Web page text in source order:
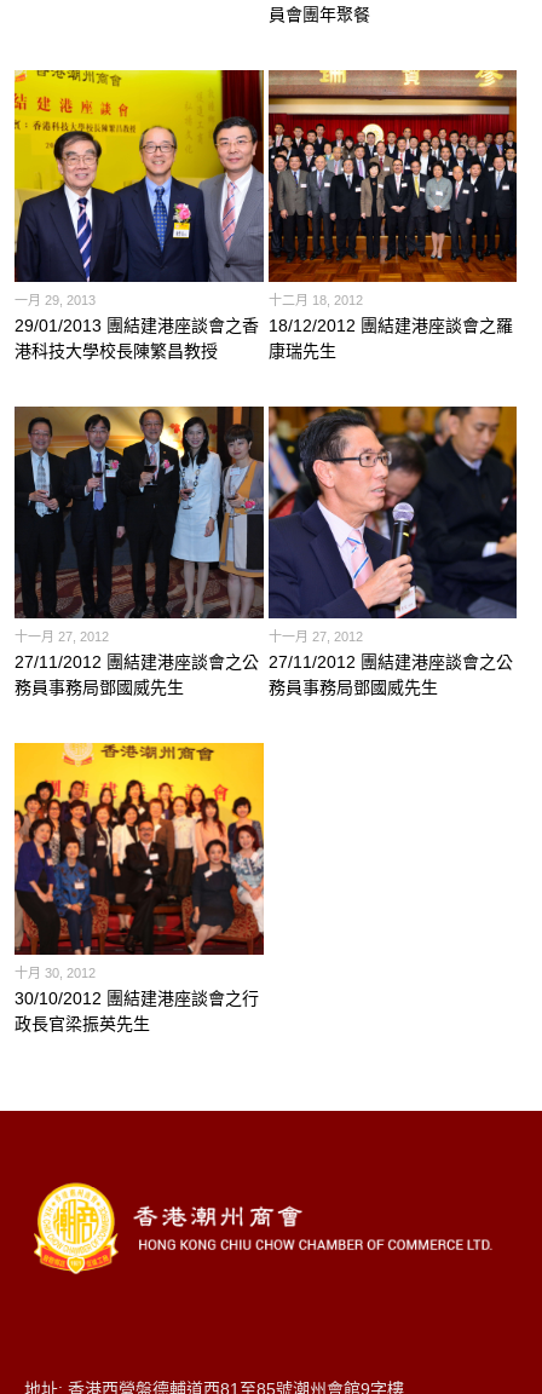
員會團年聚餐
一月 29, 2013
29/01/2013 團結建港座談會之香
港科技大學校長陳繁昌教授
十二月 18, 2012
18/12/2012 團結建港座談會之羅
康瑞先生
十一月 27, 2012
27/11/2012 團結建港座談會之公
務員事務局鄧國威先生
十一月 27, 2012
27/11/2012 團結建港座談會之公
務員事務局鄧國威先生
十月 30, 2012
30/10/2012 團結建港座談會之行
政長官梁振英先生
地址: 香港西營盤德輔道西81至85號潮州會館9字樓